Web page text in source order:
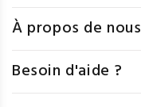
À propos de nous
Besoin d'aide ?